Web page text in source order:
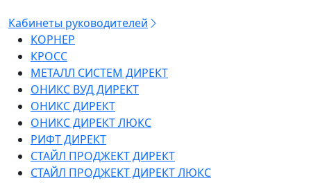
Кабинеты руководителей
КОРНЕР
КРОСС
МЕТАЛЛ СИСТЕМ ДИРЕКТ
ОНИКС ВУД ДИРЕКТ
ОНИКС ДИРЕКТ
ОНИКС ДИРЕКТ ЛЮКС
РИФТ ДИРЕКТ
СТАЙЛ ПРОДЖЕКТ ДИРЕКТ
СТАЙЛ ПРОДЖЕКТ ДИРЕКТ ЛЮКС